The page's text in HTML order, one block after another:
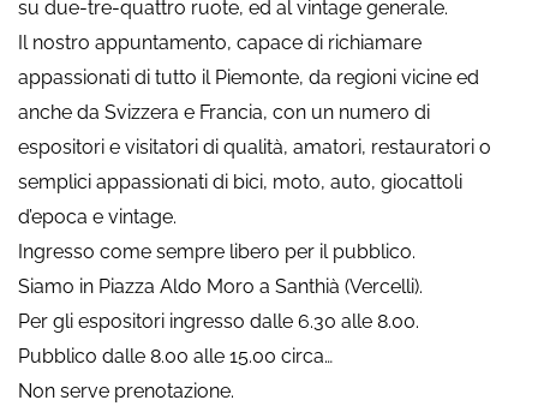
su due-tre-quattro ruote, ed al vintage generale.
Il nostro appuntamento, capace di richiamare
appassionati di tutto il Piemonte, da regioni vicine ed
anche da Svizzera e Francia, con un numero di
espositori e visitatori di qualità, amatori, restauratori o
semplici appassionati di bici, moto, auto, giocattoli
d’epoca e vintage.
Ingresso come sempre libero per il pubblico.
Siamo in Piazza Aldo Moro a Santhià (Vercelli).
Per gli espositori ingresso dalle 6.30 alle 8.00.
Pubblico dalle 8.00 alle 15.00 circa…
Non serve prenotazione.